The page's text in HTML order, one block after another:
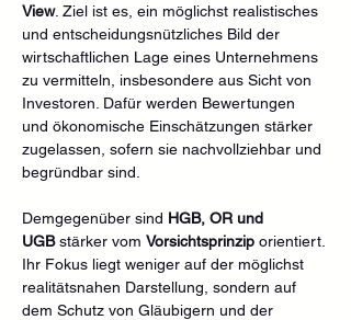
View. Ziel ist es, ein möglichst realistisches
und entscheidungsnützliches Bild der
wirtschaftlichen Lage eines Unternehmens
zu vermitteln, insbesondere aus Sicht von
Investoren. Dafür werden Bewertungen
und ökonomische Einschätzungen stärker
zugelassen, sofern sie nachvollziehbar und
begründbar sind.
Demgegenüber sind HGB, OR und
UGB stärker vom Vorsichtsprinzip orientiert.
Ihr Fokus liegt weniger auf der möglichst
realitätsnahen Darstellung, sondern auf
dem Schutz von Gläubigern und der